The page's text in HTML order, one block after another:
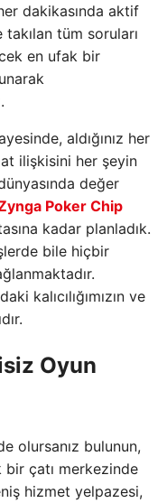
dakikasında aktif
tüm soruları
en ufak bir
aldığınız her
ilişkisini her şeyin
değer
Poker Chip
kadar planladık.
bile hiçbir
kalıcılığımızın ve
Oyun
olursanız bulunun,
bir çatı merkezinde
hizmet yelpazesi,